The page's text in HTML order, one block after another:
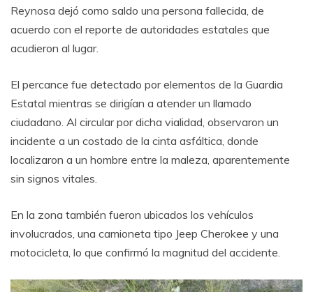
Reynosa dejó como saldo una persona fallecida, de
acuerdo con el reporte de autoridades estatales que
acudieron al lugar.
El percance fue detectado por elementos de la Guardia
Estatal mientras se dirigían a atender un llamado
ciudadano. Al circular por dicha vialidad, observaron un
incidente a un costado de la cinta asfáltica, donde
localizaron a un hombre entre la maleza, aparentemente
sin signos vitales.
En la zona también fueron ubicados los vehículos
involucrados, una camioneta tipo Jeep Cherokee y una
motocicleta, lo que confirmó la magnitud del accidente.